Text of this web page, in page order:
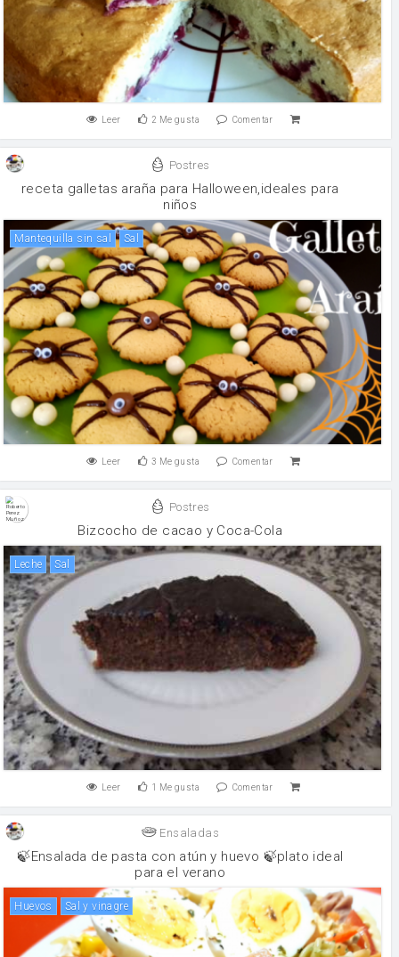
Leer 2 Me gusta Comentar
Postres
receta galletas araña para Halloween,ideales para
niños
mantequilla sin sal sal
Leer 3 Me gusta Comentar
Postres
Bizcocho de cacao y Coca-Cola
leche sal
Leer 1 Me gusta Comentar
Ensaladas
🍃Ensalada de pasta con atún y huevo 🍃plato ideal
para el verano
huevos sal y vinagre